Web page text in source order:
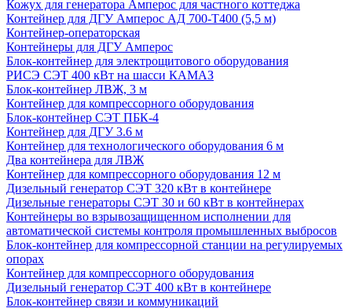
Кожух для генератора Амперос для частного коттеджа
Контейнер для ДГУ Амперос АД 700-Т400 (5,5 м)
Контейнер-операторская
Контейнеры для ДГУ Амперос
Блок-контейнер для электрощитового оборудования
РИСЭ СЭТ 400 кВт на шасси КАМАЗ
Блок-контейнер ЛВЖ, 3 м
Контейнер для компрессорного оборудования
Блок-контейнер СЭТ ПБК-4
Контейнер для ДГУ 3.6 м
Контейнер для технологического оборудования 6 м
Два контейнера для ЛВЖ
Контейнер для компрессорного оборудования 12 м
Дизельный генератор СЭТ 320 кВт в контейнере
Дизельные генераторы СЭТ 30 и 60 кВт в контейнерах
Контейнеры во взрывозащищенном исполнении для
автоматической системы контроля промышленных выбросов
Блок-контейнер для компрессорной станции на регулируемых
опорах
Контейнер для компрессорного оборудования
Дизельный генератор СЭТ 400 кВт в контейнере
Блок-контейнер связи и коммуникаций